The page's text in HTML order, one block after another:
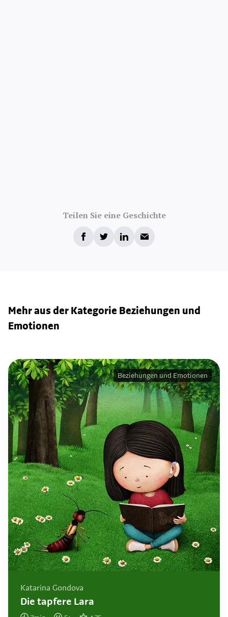
Teilen Sie eine Geschichte
Mehr aus der Kategorie Beziehungen und
Emotionen
Katarina Gondova
Die tapfere Lara
Beziehungen und Emotionen